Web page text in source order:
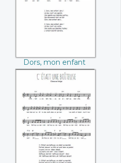
Dors, mon enfant
dors
C'était une
boiteuse